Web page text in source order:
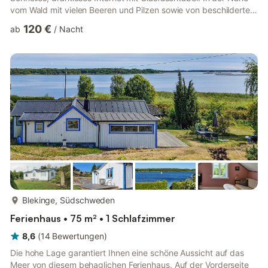
vom Wald mit vielen Beeren und Pilzen sowie von beschilderten
das Erlebnisband sind innerhalb einer Autostunde zu erreichen.
km. Tivedens Nationalpark 30 km. Nur für Ferienaufenthalte
ab 120 € / Nacht
Blekinge, Südschweden
Ferienhaus • 75 m² • 1 Schlafzimmer
8,6 (14 Bewertungen)
Die hohe Lage garantiert Ihnen eine schöne Aussicht auf das
Meer von diesem behaglichen Ferienhaus. Auf der Vorderseite